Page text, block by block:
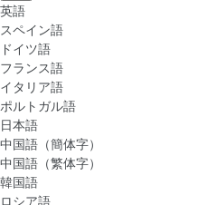
英語
スペイン語
ドイツ語
フランス語
イタリア語
ポルトガル語
日本語
中国語（簡体字）
中国語（繁体字）
韓国語
ロシア語